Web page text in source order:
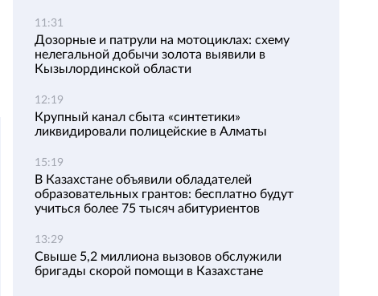
11:31
Дозорные и патрули на мотоциклах: схему
нелегальной добычи золота выявили в
Кызылординской области
12:19
Крупный канал сбыта «синтетики»
ликвидировали полицейские в Алматы
15:19
В Казахстане объявили обладателей
образовательных грантов: бесплатно будут
учиться более 75 тысяч абитуриентов
13:29
Свыше 5,2 миллиона вызовов обслужили
бригады скорой помощи в Казахстане